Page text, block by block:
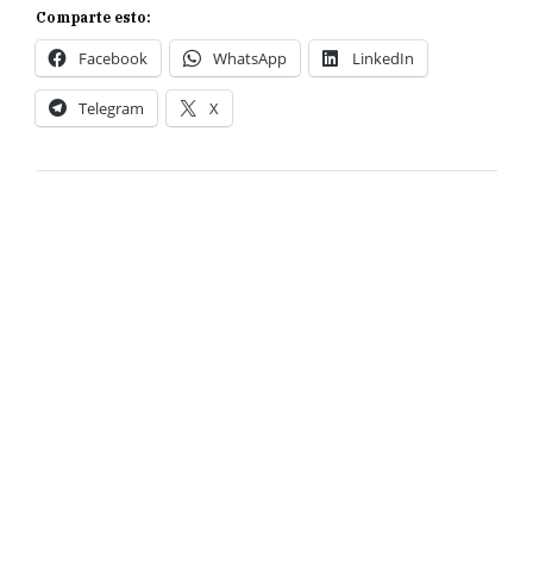
Comparte esto:
Facebook WhatsApp LinkedIn
Telegram X